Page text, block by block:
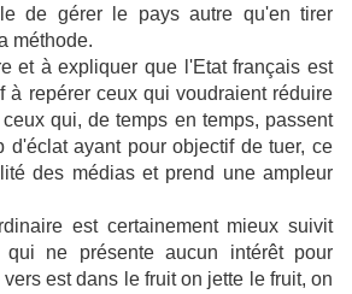
de gérer le pays autre qu'en tirer
méthode.
et à expliquer que l'Etat français est
à repérer ceux qui voudraient réduire
qui, de temps en temps, passent
d'éclat ayant pour objectif de tuer, ce
des médias et prend une ampleur
est certainement mieux suivit
ne présente aucun intérêt pour
est dans le fruit on jette le fruit, on